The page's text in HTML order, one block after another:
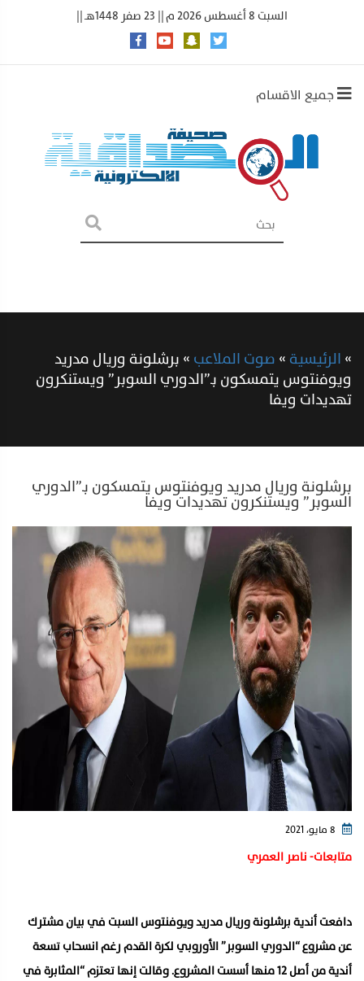
السبت 8 أغسطس 2026 م || 23 صفر 1448هـ ||
جميع الاقسام
»الرئيسية»صوت الملاعب»برشلونة وريال مدريد
ويوفنتوس يتمسكون بـ”الدوري السوبر” ويستنكرون
تهديدات ويفا
برشلونة وريال مدريد ويوفنتوس يتمسكون بـ”الدوري
السوبر” ويستنكرون تهديدات ويفا
متابعات- ناصر العمري
دافعت أندية برشلونة وريال مدريد ويوفنتوس السبت في بيان مشترك
عن مشروع “الدوري السوبر” الأوروبي لكرة القدم رغم انسحاب تسعة
أندية من أصل 12 منها أسست المشروع. وقالت إنها تعتزم “المثابرة في